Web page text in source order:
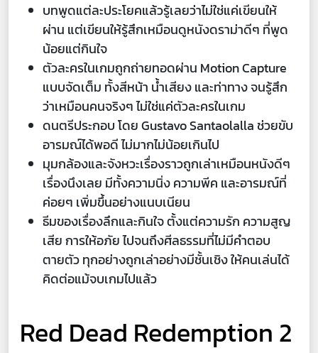
บทพูดแต่ละประโยคแล้วรู้เลยว่าไม่ใช่แค่เขียนให้
ผ่าน แต่เขียนให้รู้สึกเหมือนดูหนังดราม่าดีๆ ที่พูด
น้อยแต่กินใจ
ตัวละครในเกมถูกถ่ายทอดผ่าน Motion Capture
แบบจัดเต็ม ทั้งสีหน้า น้ำเสียง และท่าทาง จนรู้สึก
ว่าเหมือนคนจริงๆ ไม่ใช่แค่ตัวละครในเกม
ดนตรีประกอบ โดย Gustavo Santaolalla ช่วยขับ
อารมณ์ได้พอดี ไม่มากไม่น้อยเกินไป
มุมกล้องและจังหวะเรื่องราวถูกเล่าเหมือนหนังดีๆ
เรื่องนึงเลย มีทั้งความนิ่ง ความพีค และอารมณ์ที่
ค่อยๆ เพิ่มขึ้นอย่างแนบเนียน
ธีมของเรื่องลึกและกินใจ ตั้งแต่ความรัก ความสูญ
เสีย การให้อภัย ไปจนถึงศีลธรรมที่ไม่มีคำตอบ
ตายตัว ทุกอย่างถูกเล่าอย่างมีชั้นเชิง ให้คนเล่นได้
คิดต่อแม้จบเกมไปแล้ว
Red Dead Redemption 2